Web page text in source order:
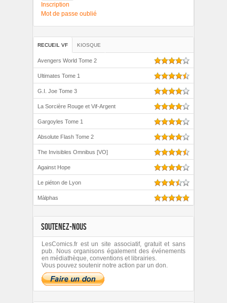
Inscription
Mot de passe oublié
RECUEIL VF KIOSQUE
Avengers World Tome 2
Ultimates Tome 1
G.I. Joe Tome 3
La Sorcière Rouge et Vif-Argent
Gargoyles Tome 1
Absolute Flash Tome 2
The Invisibles Omnibus [VO]
Against Hope
Le piéton de Lyon
Màlphas
SOUTENEZ-NOUS
LesComics.fr est un site associatif, gratuit et sans
pub. Nous organisons également des événements
en médiathèque, conventions et librairies.
Vous pouvez soutenir notre action par un don.